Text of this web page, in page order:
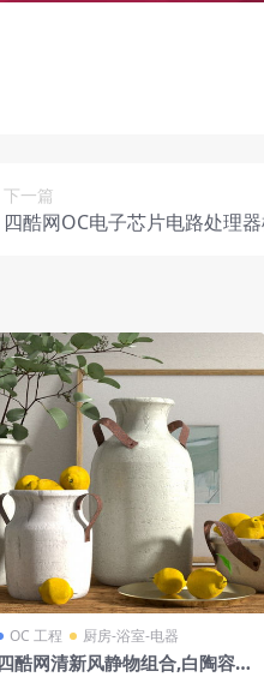
下一篇
四酷网OC电子芯片电路处理
OC 工程 厨房-浴室-电器
酷网清新风静物组合,白陶容器